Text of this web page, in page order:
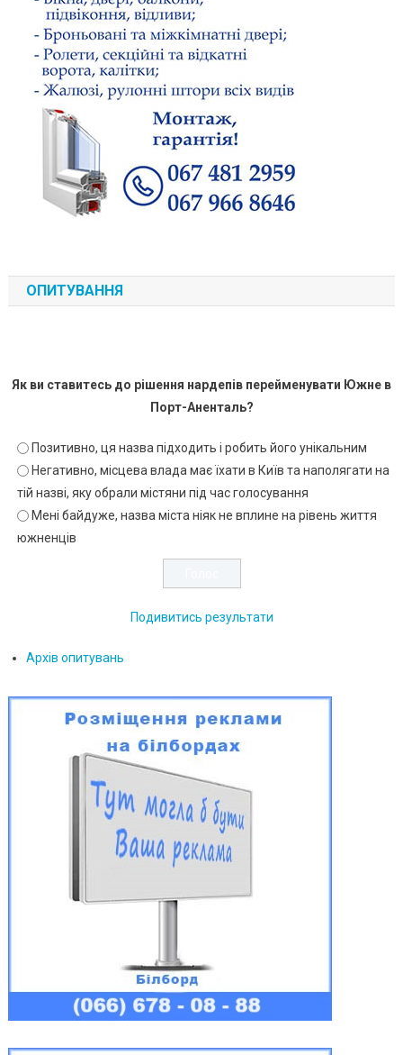
ОПИТУВАННЯ
Як ви ставитесь до рішення нардепів перейменувати Южне в
Порт-Аненталь?
Позитивно, ця назва підходить і робить його унікальним
Негативно, місцева влада має їхати в Київ та наполягати на
тій назві, яку обрали містяни під час голосування
Мені байдуже, назва міста ніяк не вплине на рівень життя
южненців
Подивитись результати
Архів опитувань